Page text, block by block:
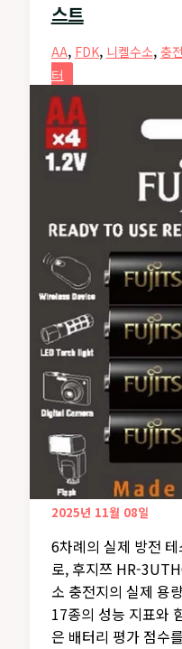
스트
AA, FDK, 니켈수소, 충
터
2025년 11월 08일
6차례의 실제 방전
로, 후지쯔 HR-
소 충전지의 실제 용
17종의 성능 지표와
은 배터리 평가 점수